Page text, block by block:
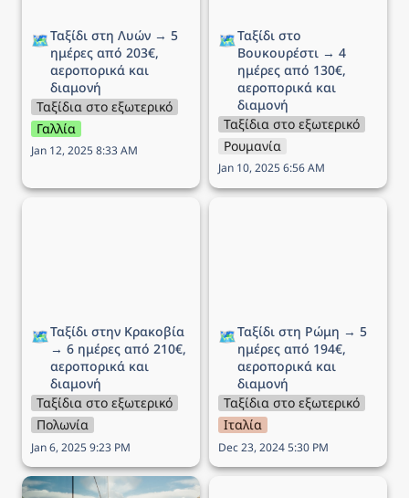
🗺️Ταξίδι στη Λυών → 5
ημέρες από 203€,
αεροπορικά και
διαμονή
Ταξίδια στο εξωτερικό
Γαλλία
Jan 12, 2025 8:33 AM
🗺️Ταξίδι στο
Βουκουρέστι → 4
ημέρες από 130€,
αεροπορικά και
διαμονή
Ταξίδια στο εξωτερικό
Ρουμανία
Jan 10, 2025 6:56 AM
🗺️Ταξίδι στην Κρακοβία
→ 6 ημέρες από 210€,
αεροπορικά και
διαμονή
Ταξίδια στο εξωτερικό
Πολωνία
Jan 6, 2025 9:23 PM
🗺️Ταξίδι στη Ρώμη → 5
ημέρες από 194€,
αεροπορικά και
διαμονή
Ταξίδια στο εξωτερικό
Ιταλία
Dec 23, 2024 5:30 PM
Ταξίδι στο Όσλο (25η